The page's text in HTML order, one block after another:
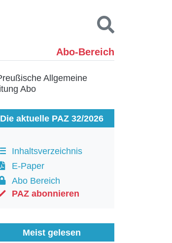
Abo-Bereich
Kontakt
Die aktuelle PAZ 32/2026
Inhaltsverzeichnis
E-Paper
Abo Bereich
PAZ abonnieren
Meist gelesen